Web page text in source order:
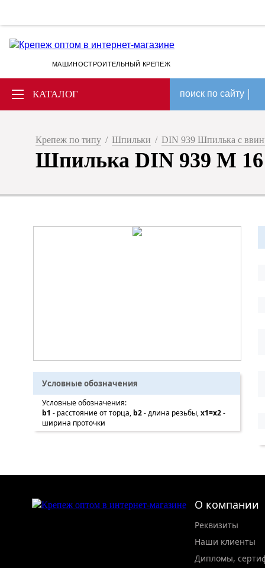
МАШИНОСТРОИТЕЛЬНЫЙ КРЕПЕЖ
КАТАЛОГ поиск по сайту
Крепеж по типу / Шпильки / DIN 939 Шпилька с
Шпилька DIN 939 M 16
Условные обозначения
Условные обозначения:
b1 - расстояние от торца, b2- длина резьбы,x1=x2-
ширина проточки
О компании
Реквизиты
Наши клиенты
Дипломы,